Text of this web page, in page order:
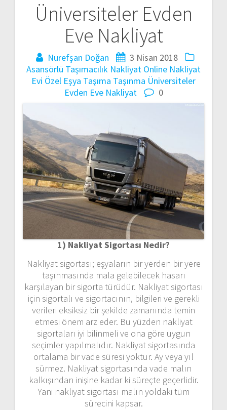
Üniversiteler Evden
Eve Nakliyat
Nurefşan Doğan
3 Nisan 2018
Asansörlü Taşımacılık Nakliyat Online Nakliyat
Evi Özel Eşya Taşıma Taşınma Üniversiteler
Evden Eve Nakliyat
0
1) Nakliyat Sigortası Nedir?
Nakliyat sigortası; eşyaların bir yerden bir yere
taşınmasında mala gelebilecek hasarı
karşılayan bir sigorta türüdür. Nakliyat sigortası
için sigortalı ve sigortacının, bilgileri ve gerekli
verileri eksiksiz bir şekilde zamanında temin
etmesi önem arz eder. Bu yüzden nakliyat
sigortaları iyi bilinmeli ve ona göre uygun
seçimler yapılmalıdır. Nakliyat sigortasında
ortalama bir vade süresi yoktur. Ay veya yıl
sürmez. Nakliyat sigortasında vade malın
kalkışından inişine kadar ki süreçte geçerlidir.
Yani nakliyat sigortası malın yoldaki tüm
sürecini kapsar.
Yazı
gezinmesi